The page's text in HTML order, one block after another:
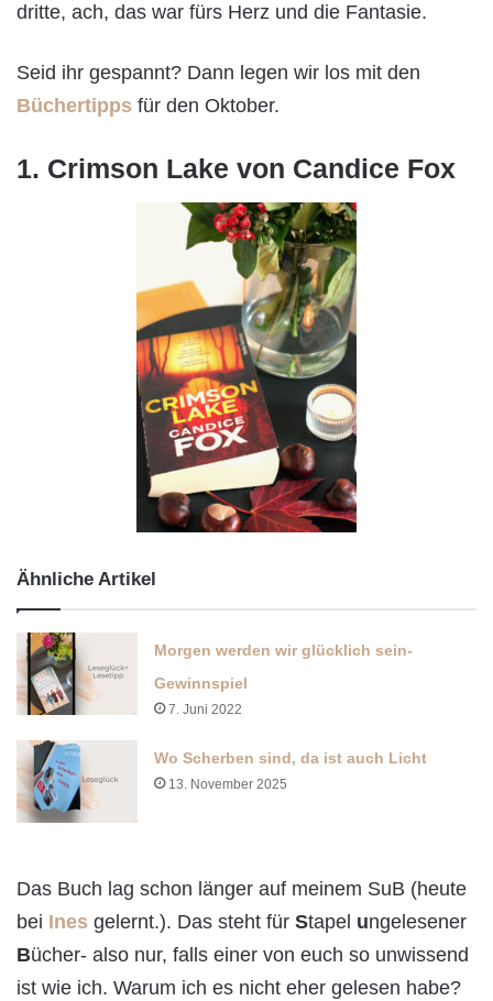
dritte, ach, das war fürs Herz und die Fantasie.
Seid ihr gespannt? Dann legen wir los mit den
Büchertipps für den Oktober.
1. Crimson Lake von Candice Fox
Ähnliche Artikel
Morgen werden wir glücklich sein-
Gewinnspiel
7. Juni 2022
Wo Scherben sind, da ist auch Licht
13. November 2025
Das Buch lag schon länger auf meinem SuB (heute
bei Ines gelernt.). Das steht für Stapel ungelesener
Bücher- also nur, falls einer von euch so unwissend
ist wie ich. Warum ich es nicht eher gelesen habe?